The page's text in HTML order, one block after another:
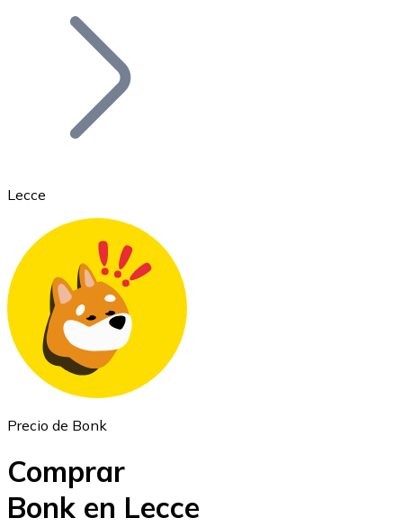
Bitcoin
Ethereum
ETH
Lecce
Precio de Bonk
Comprar
Bonk en Lecce